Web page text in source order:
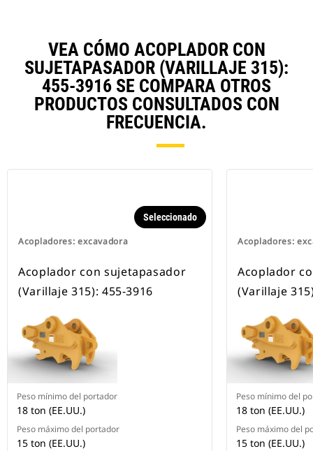
VEA CÓMO ACOPLADOR CON
SUJETAPASADOR (VARILLAJE 315):
455-3916 SE COMPARA OTROS
PRODUCTOS CONSULTADOS CON
FRECUENCIA.
Acopladores: excavadora
Seleccionado
Acoplador con sujetapasador
(Varillaje 315): 455-3916
Peso mínimo del portador
18 ton (EE.UU.)
Peso máximo del portador
15 ton (EE.UU.)
Acopladores:
Acoplador
(Varillaje
Peso mínimo del
18 ton (EE.UU.)
Peso máximo del
15 ton (EE.UU.)